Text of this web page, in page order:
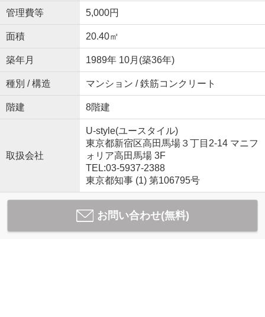
管理費等 5,000円
面積 20.40㎡
築年月 1989年 10月(築36年)
種別 / 構造 マンション / 鉄筋コンクリート
階建 8階建
取扱会社
U-style(ユースタイル)
東京都新宿区高田馬場３丁目2-14 マニフ
ォリア高田馬場 3F
TEL:03-5937-2388
東京都知事 (1) 第106795号
お問い合わせ(無料)